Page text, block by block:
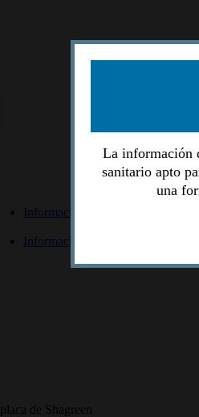
Información lectores
Información autores
de Shagreen
La información
sanitario apto
una